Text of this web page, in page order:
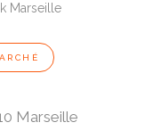
Marseille
Marseille